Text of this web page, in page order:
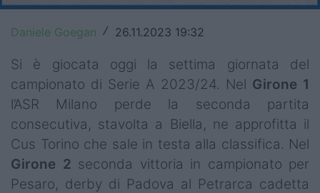
Challenge Cup
World Rugby
Rugby World Cup
Super Rugby
Daniele Goegan / 26.11.2023 19:32
Si è giocata oggi la settima giornata del
campionato di Serie A 2023/24. Nel Girone 1
l’ASR Milano perde la seconda partita
consecutiva, stavolta a Biella, ne approfitta il
Cus Torino che sale in testa alla classifica. Nel
Girone 2 seconda vittoria in campionato per
Pesaro, derby di Padova al Petrarca cadetta